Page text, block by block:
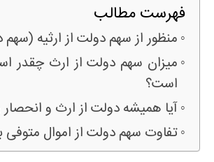
فهرست مطالب
منظور از سهم دولت از ارثیه
میزان سهم دولت از ارث چقدر
است؟
آیا همیشه دولت از ارث و
تفاوت سهم دولت از اموال